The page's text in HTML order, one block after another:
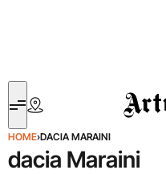
Artribune
HOME›DACIA MARAINI
dacia Maraini